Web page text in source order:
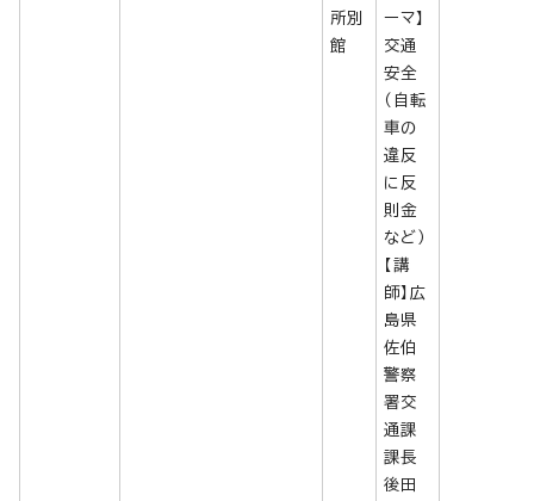
所別
館
ーマ】
交通
安全
（自転
車の
違反
に反
則金
など）
【講
師】広
島県
佐伯
警察
署交
通課
課長
後田